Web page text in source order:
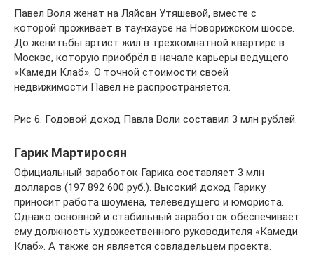
Павел Воля женат на Ляйсан Утяшевой, вместе с
которой проживает в таунхаусе на Новорижском шоссе.
До женитьбы артист жил в трехкомнатной квартире в
Москве, которую приобрёл в начале карьеры ведущего
«Камеди Клаб». О точной стоимости своей
недвижимости Павел не распространяется.
Рис 6. Годовой доход Павла Воли составил 3 млн рублей.
Гарик Мартиросян
Официальный заработок Гарика составляет 3 млн
долларов (197 892 600 руб.). Высокий доход Гарику
приносит работа шоумена, телеведущего и юмориста.
Однако основной и стабильный заработок обеспечивает
ему должность художественного руководителя «Камеди
Клаб». А также он является совладельцем проекта.